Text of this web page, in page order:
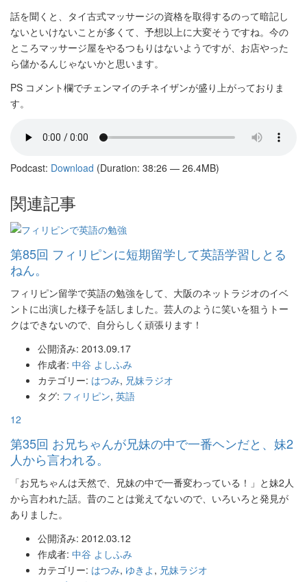
話を聞くと、タイ古式マッサージの資格を取得するのって暗記し
ないといけないことが多くて、予想以上に大変そうですね。今の
ところマッサージ屋をやるつもりはないようですが、お店やった
ら儲かるんじゃないかと思います。
PS コメント欄でチェンマイのチネイザンが盛り上がっておりま
す。
Podcast: Download (Duration: 38:26 — 26.4MB)
関連記事
第85回 フィリピンに短期留学して英語学習しとる
ねん。
フィリピン留学で英語の勉強をして、大阪のネットラジオのイベ
ントに出演した様子を話しました。芸人のように笑いを狙うトー
クはできないので、自分らしく頑張ります！
公開済み: 2013.09.17
作成者: 中谷 よしふみ
カテゴリー: はつみ, 兄妹ラジオ
タグ: フィリピン, 英語
12
第35回 お兄ちゃんが兄妹の中で一番ヘンだと、妹2
人から言われる。
「お兄ちゃんは天然で、兄妹の中で一番変わっている！」と妹2人
から言われた話。昔のことは覚えてないので、いろいろと発見が
ありました。
公開済み: 2012.03.12
作成者: 中谷 よしふみ
カテゴリー: はつみ, ゆきよ , 兄妹ラジオ